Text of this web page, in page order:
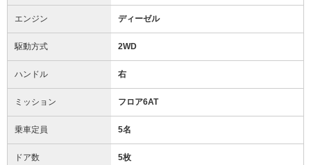
エンジン ディーゼル
駆動方式 2WD
ハンドル 右
ミッション フロア6AT
乗車定員 5名
ドア数 5枚